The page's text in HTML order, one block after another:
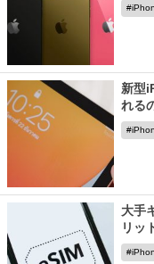
新型
れる
大手
リッ